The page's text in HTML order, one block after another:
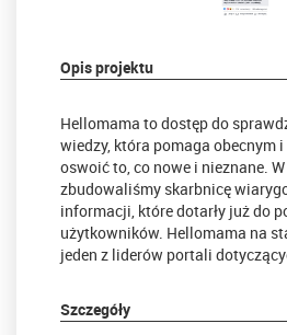
Opis projektu
Hellomama to dostęp do
wiedzy, która pomaga obecnym
oswoić to, co nowe i nieznane.
zbudowaliśmy skarbnicę
informacji, które dotarły już do
użytkowników. Hellomama na
jeden z liderów portali
Szczegóły